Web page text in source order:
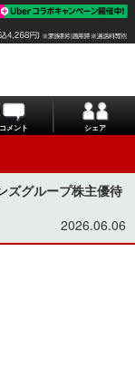
コメント シェア
ズグループ株主優待
2026.06.06